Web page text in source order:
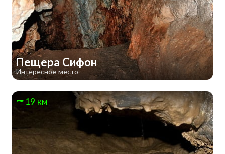
Пещера Сифон
Интересное место
19 км